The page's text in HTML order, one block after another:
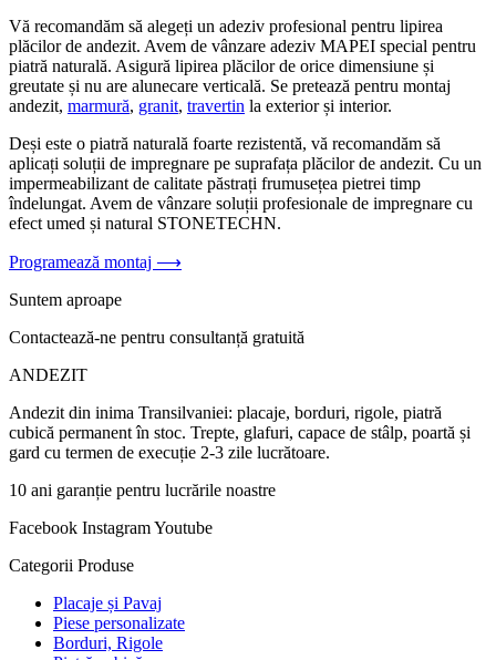
Vă recomandăm să alegeți un adeziv profesional pentru lipirea
plăcilor de andezit. Avem de vânzare adeziv MAPEI special pentru
piatră naturală. Asigură lipirea plăcilor de orice dimensiune și
greutate și nu are alunecare verticală. Se pretează pentru montaj
andezit, marmură, granit, travertin la exterior și interior.
Deși este o piatră naturală foarte rezistentă, vă recomandăm să
aplicați soluții de impregnare pe suprafața plăcilor de andezit. Cu un
impermeabilizant de calitate păstrați frumusețea pietrei timp
îndelungat. Avem de vânzare soluții profesionale de impregnare cu
efect umed și natural STONETECHN.
Programează montaj ⟶
Suntem aproape
Contactează-ne pentru consultanță gratuită
ANDEZIT
Andezit din inima Transilvaniei: placaje, borduri, rigole, piatră
cubică permanent în stoc. Trepte, glafuri, capace de stâlp, poartă și
gard cu termen de execuție 2-3 zile lucrătoare.
10 ani garanție pentru lucrările noastre
Facebook InstagramYoutube
Categorii Produse
Placaje și Pavaj
Piese personalizate
Borduri, Rigole